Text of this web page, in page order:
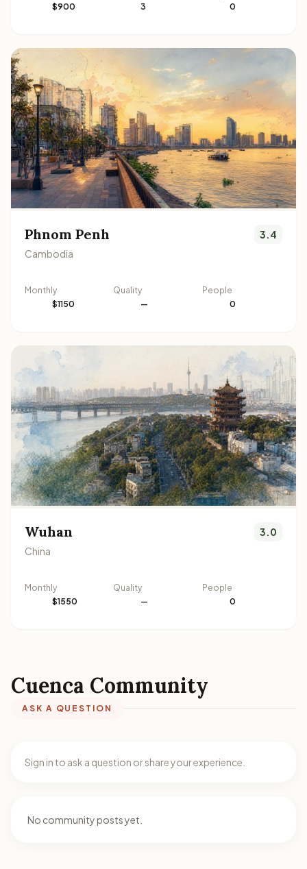
$900
3
0
Phnom Penh
Cambodia
3.4
Monthly
$1150
Quality
—
People
0
Wuhan
China
3.0
Monthly
$1550
Quality
—
People
0
Cuenca Community
ASK A QUESTION
Sign in to ask a question or share your experience.
No community posts yet.